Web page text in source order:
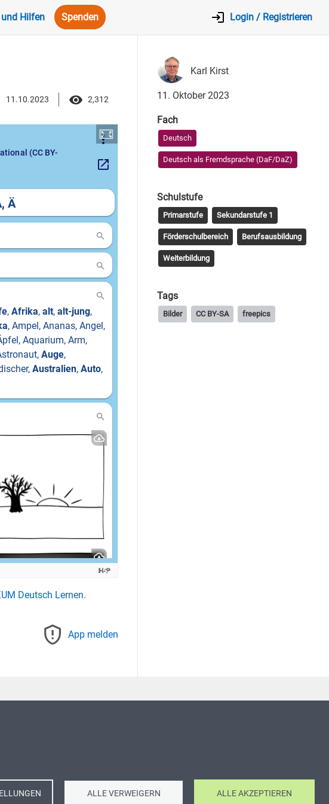
und Hilfen Spenden Login / Registrieren
11.10.2023 2,312
Deutsch Lernen.
App melden
Karl Kirst
11. Oktober 2023
Fach
Deutsch
Deutsch als Fremdsprache (DaF/DaZ)
Schulstufe
Primarstufe Sekundarstufe 1
Förderschulbereich Berufsausbildung
Weiterbildung
Tags
Bilder CC BY-SA freepics
ALLE VERWEIGERN ALLE AKZEPTIEREN